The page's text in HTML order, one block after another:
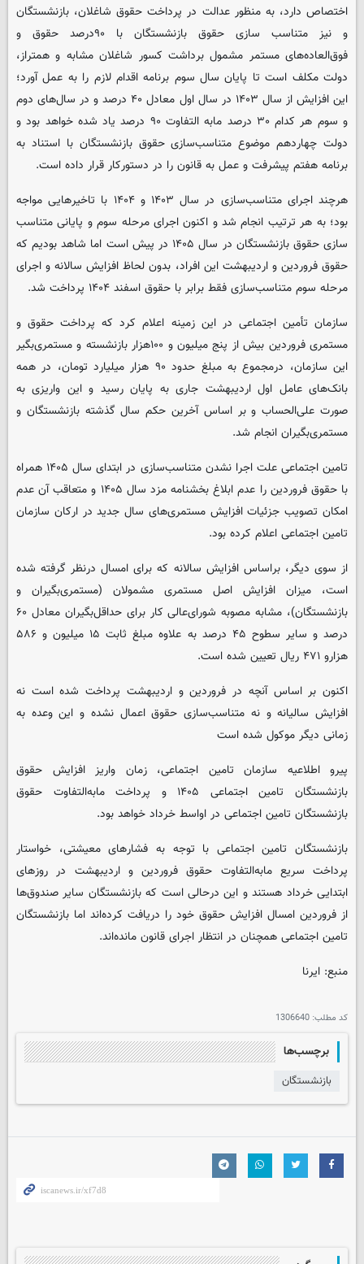
اختصاص دارد، به منظور عدالت در پرداخت حقوق شاغلان، بازنشستگان
و نیز متناسب سازی حقوق بازنشستگان با ۹۰درصد حقوق و
فوق‌العاده‌های مستمر مشمول برداشت کسور شاغلان مشابه و همتراز،
دولت مکلف است تا پایان سال سوم برنامه اقدام لازم را به عمل آورد؛
این افزایش از سال ۱۴۰۳ در سال اول معادل ۴۰ درصد و در سال‌های دوم
و سوم هر کدام ۳۰ درصد مابه التفاوت ۹۰ درصد یاد شده خواهد بود و
دولت چهاردهم موضوع متناسب‌سازی حقوق بازنشستگان با استناد به
برنامه هفتم پیشرفت و عمل به قانون را در دستورکار قرار داده است.
هرچند اجرای متناسب‌سازی در سال ۱۴۰۳ و ۱۴۰۴ با تاخیرهایی مواجه
بود؛ به هر ترتیب انجام شد و اکنون اجرای مرحله سوم و پایانی متناسب
سازی حقوق بازنشستگان در سال ۱۴۰۵ در پیش است اما شاهد بودیم که
حقوق فروردین و اردیبهشت این افراد، بدون لحاظ افزایش سالانه و اجرای
مرحله سوم متناسب‌سازی فقط برابر با حقوق اسفند ۱۴۰۴ پرداخت شد.
سازمان تأمین اجتماعی در این زمینه اعلام کرد که پرداخت حقوق و
مستمری فروردین‌ بیش از پنج میلیون و ۱۰۰هزار بازنشسته و مستمری‌بگیر
این سازمان، درمجموع به مبلغ حدود ۹۰ هزار میلیارد تومان، در همه
بانک‌های عامل اول اردیبهشت جاری به پایان رسید و این واریزی به
صورت علی‌الحساب و بر اساس آخرین حکم سال گذشته بازنشستگان و
مستمری‌بگیران انجام شد.
تامین اجتماعی علت اجرا نشدن متناسب‌سازی در ابتدای سال ۱۴۰۵ همراه
با حقوق فروردین را عدم ابلاغ بخشنامه مزد سال ۱۴۰۵ و متعاقب آن عدم
امکان تصویب جزئیات افزایش مستمری‌های سال جدید در ارکان سازمان
تامین اجتماعی اعلام کرده بود.
از سوی دیگر، براساس افزایش سالانه که برای امسال درنظر گرفته شده
است، میزان افزایش اصل مستمری مشمولان (مستمری‌بگیران و
بازنشستگان)، مشابه مصوبه شورای‌عالی کار برای حداقل‌بگیران معادل ۶۰
درصد و سایر سطوح ۴۵ درصد به علاوه مبلغ ثابت ۱۵ میلیون و ۵۸۶
هزارو ۴۷۱ ریال تعیین شده است.
اکنون بر اساس آنچه در فروردین و اردیبهشت پرداخت شده است نه
افزایش سالیانه و نه متناسب‌سازی حقوق اعمال نشده و این وعده به
زمانی دیگر موکول شده است
پیرو اطلاعیه سازمان تامین اجتماعی، زمان واریز افزایش حقوق
بازنشستگان تامین اجتماعی ۱۴۰۵ و پرداخت مابه‌التفاوت حقوق
بازنشستگان تامین اجتماعی در اواسط خرداد خواهد بود.
بازنشستگان تامین اجتماعی با توجه به فشارهای معیشتی، خواستار
پرداخت سریع مابه‌التفاوت حقوق فروردین و اردیبهشت در روزهای
ابتدایی خرداد هستند و این درحالی است که بازنشستگان سایر صندوق‌ها
از فروردین‌ امسال افزایش حقوق خود را دریافت کرده‌اند اما بازنشستگان
تامین اجتماعی همچنان در انتظار اجرای قانون مانده‌اند.
منبع: ایرنا
کد مطلب: 1306640
برچسب‌ها
بازنشستگان